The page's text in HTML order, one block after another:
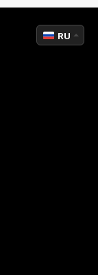
RU